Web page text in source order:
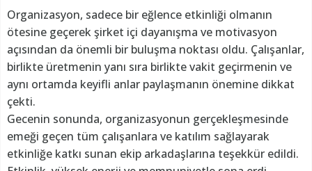
Organizasyon, sadece bir eğlence etkinliği olmanın
ötesine geçerek şirket içi dayanışma ve motivasyon
açısından da önemli bir buluşma noktası oldu. Çalışanlar,
birlikte üretmenin yanı sıra birlikte vakit geçirmenin ve
aynı ortamda keyifli anlar paylaşmanın önemine dikkat
çekti.
Gecenin sonunda, organizasyonun gerçekleşmesinde
emeği geçen tüm çalışanlara ve katılım sağlayarak
etkinliğe katkı sunan ekip arkadaşlarına teşekkür edildi.